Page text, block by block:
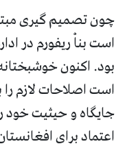
چون تصمیم گیری
است بناْ ریفورم در
بود. اکنون
است اصلاحات لازم
جایگاه و حیثیت خود
اعتماد برای